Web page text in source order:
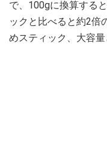
で、100gに換算する
ックと比べると約2倍
めスティック、大容量